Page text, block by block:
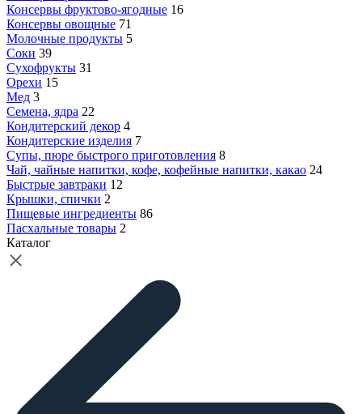
Консервы фруктово-ягодные 16
Консервы овощные 71
Молочные продукты 5
Соки 39
Сухофрукты 31
Орехи 15
Мед 3
Семена, ядра 22
Кондитерский декор 4
Кондитерские изделия 7
Супы, пюре быстрого приготовления 8
Чай, чайные напитки, кофе, кофейные напитки, какао 24
Быстрые завтраки 12
Крышки, спички 2
Пищевые ингредиенты 86
Пасхальные товары 2
Каталог